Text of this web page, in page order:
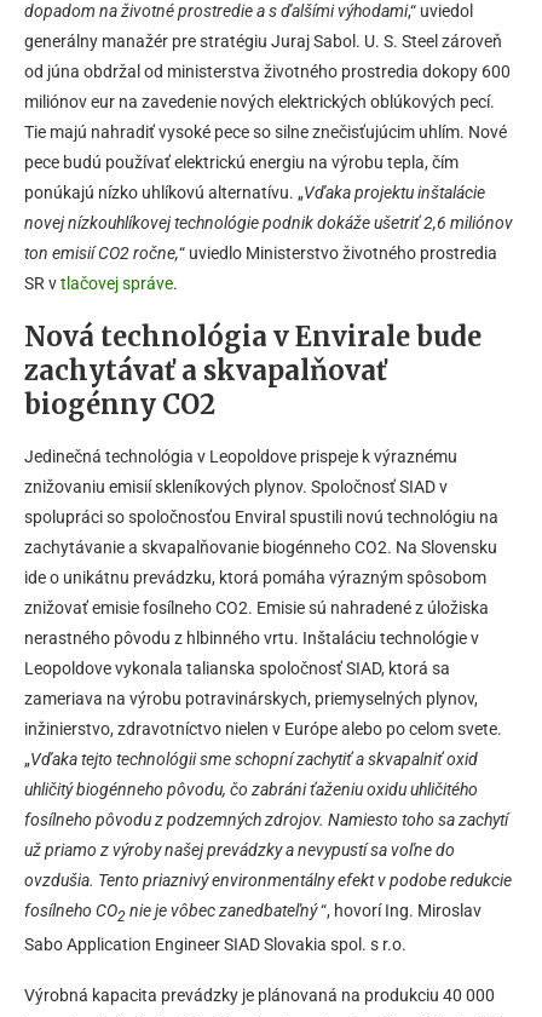
dopadom na životné prostredie a s ďalšími výhodami,“ uviedol
generálny manažér pre stratégiu Juraj Sabol. U. S. Steel zároveň
od júna obdržal od ministerstva životného prostredia dokopy 600
miliónov eur na zavedenie nových elektrických oblúkových pecí.
Tie majú nahradiť vysoké pece so silne znečisťujúcim uhlím. Nové
pece budú používať elektrickú energiu na výrobu tepla, čím
ponúkajú nízko uhlíkovú alternatívu. „Vďaka projektu inštalácie
novej nízkouhlíkovej technológie podnik dokáže ušetriť 2,6 miliónov
ton emisií CO2 ročne,“ uviedlo Ministerstvo životného prostredia
SR vtlačovej správe.
Nová technológia v Envirale bude
zachytávať a skvapalňovať
biogénny CO2
Jedinečná technológia v Leopoldove prispeje k výraznému
znižovaniu emisií skleníkových plynov. Spoločnosť SIAD v
spolupráci so spoločnosťou Enviral spustili novú technológiu na
zachytávanie a skvapalňovanie biogénneho CO2. Na Slovensku
ide o unikátnu prevádzku, ktorá pomáha výrazným spôsobom
znižovať emisie fosílneho CO2. Emisie sú nahradené z úložiska
nerastného pôvodu z hlbinného vrtu. Inštaláciu technológie v
Leopoldove vykonala talianska spoločnosť SIAD, ktorá sa
zameriava na výrobu potravinárskych, priemyselných plynov,
inžinierstvo, zdravotníctvo nielen v Európe alebo po celom svete.
„Vďaka tejto technológii sme schopní zachytiť a skvapalniť oxid
uhličitý biogénneho pôvodu, čo zabráni ťaženiu oxidu uhličitého
fosílneho pôvodu z podzemných zdrojov. Namiesto toho sa zachytí
už priamo z výroby našej prevádzky a nevypustí sa voľne do
ovzdušia. Tento priaznivý environmentálny efekt v podobe redukcie
fosílneho CO2 nie je vôbec zanedbateľný“, hovorí Ing. Miroslav
Sabo Application Engineer SIAD Slovakia spol. s r.o.
Výrobná kapacita prevádzky je plánovaná na produkciu 40 000